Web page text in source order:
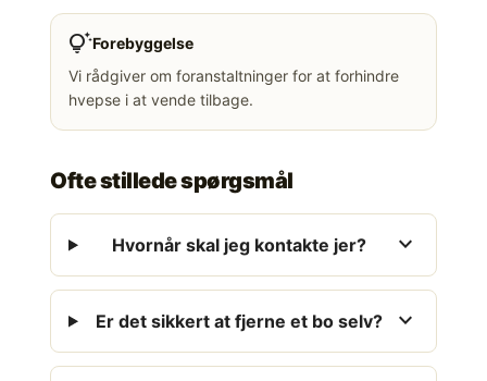
tips_and_updatesForebyggelse
Vi rådgiver om foranstaltninger for at forhindre
hvepse i at vende tilbage.
Ofte stillede spørgsmål
Hvornår skal jeg kontakte jer? expand_more
Er det sikkert at fjerne et bo selv? expand_more